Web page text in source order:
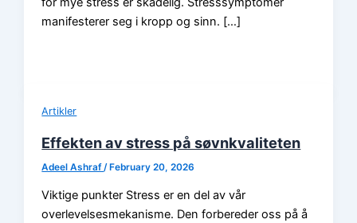
manifesterer seg i kropp og sinn. […]
Artikler
Effekten av stress på søvnkvaliteten
Adeel Ashraf/February 20, 2026
Viktige punkter Stress er en del av vår
overlevelsesmekanisme. Den forbereder oss på å